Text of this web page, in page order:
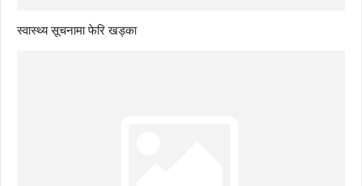
स्वास्थ्य सूचनामा फेरि खड्का